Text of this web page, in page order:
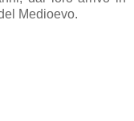
Medioevo.